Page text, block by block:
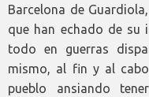
Barcelona de
que han echado de su
todo en guerras
mismo, al fin y al
pueblo ansiando